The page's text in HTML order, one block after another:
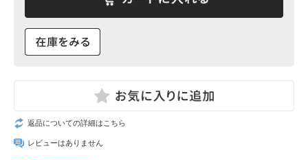
返品についての詳細はこちら
レビューはありません